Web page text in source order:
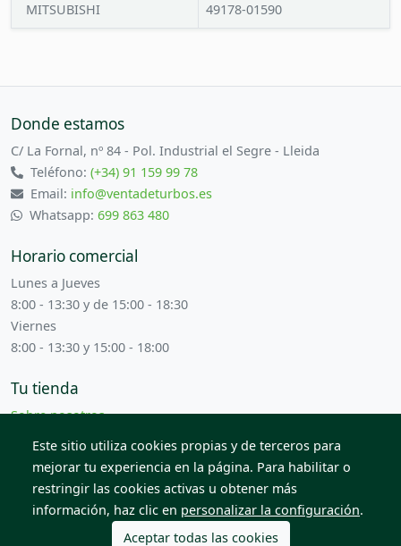
MITSUBISHI 49178-01590
Donde estamos
C/ La Fornal, nº 84 - Pol. Industrial el Segre - Lleida
Teléfono:(+34) 91 159 99 78
Email: info@ventadeturbos.es
Whatsapp: 699 863 480
Horario comercial
Lunes a Jueves
8:00 - 13:30 y de 15:00 - 18:30
Viernes
8:00 - 13:30 y 15:00 - 18:00
Tu tienda
Sobre nosotros
Términos y condiciones
Contacta con nosotros
© 2026 Todos los derechos reservados. Venta de Piezas
2012 S.L.
Este sitio utiliza cookies propias y de terceros para
mejorar tu experiencia en la página. Para habilitar o
restringir las cookies activas u obtener más
información, haz clic en personalizar la configuración.
Aceptar todas las cookies